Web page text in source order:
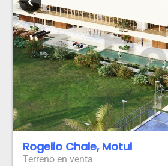
Rogelio Chale, Motul
Terreno en venta